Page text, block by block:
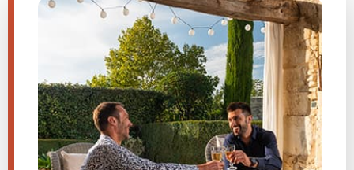
CGV
Note legali
Contattaci
Impostazioni cookie
Hai una domanda su uno dei
nostri prodotti?